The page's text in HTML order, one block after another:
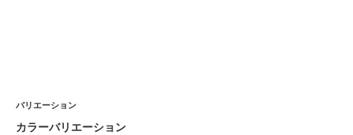
バリエーション
カラーバリエーション